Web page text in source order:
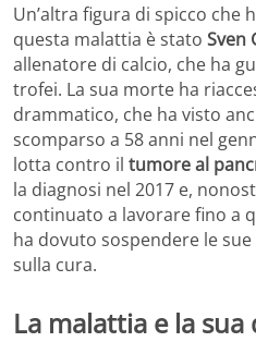
Un’altra figura di spicco che
questa malattia è stato Sven
allenatore di calcio, che ha
trofei. La sua morte ha
drammatico, che ha visto
scomparso a 58 anni nel
lotta contro il tumore al
la diagnosi nel 2017 e,
continuato a lavorare fino a
ha dovuto sospendere le
sulla cura.
La malattia e la